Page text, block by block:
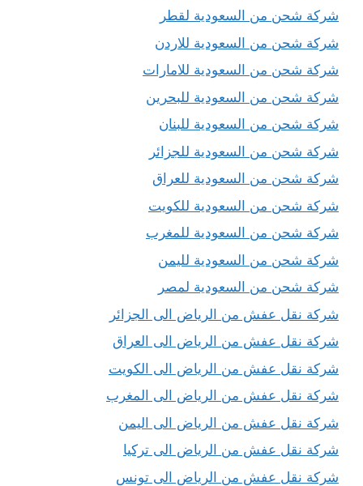
شركة شحن من السعودية لقطر
شركة شحن من السعودية للاردن
شركة شحن من السعودية للامارات
شركة شحن من السعودية للبحرين
شركة شحن من السعودية للبنان
شركة شحن من السعودية للجزائر
شركة شحن من السعودية للعراق
شركة شحن من السعودية للكويت
شركة شحن من السعودية للمغرب
شركة شحن من السعودية لليمن
شركة شحن من السعودية لمصر
شركة نقل عفش من الرياض الى الجزائر
شركة نقل عفش من الرياض الى العراق
شركة نقل عفش من الرياض الى الكويت
شركة نقل عفش من الرياض الى المغرب
شركة نقل عفش من الرياض الى اليمن
شركة نقل عفش من الرياض الى تركيا
شركة نقل عفش من الرياض الى تونس